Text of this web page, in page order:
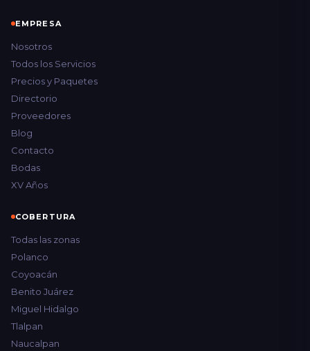
EMPRESA
Nosotros
Todos los Servicios
Precios y Paquetes
Directorio
Proveedores
Blog
Contacto
Bodas
XV Años
COBERTURA
Todas las zonas
Polanco
Coyoacán
Benito Juárez
Miguel Hidalgo
Tlalpan
Naucalpan